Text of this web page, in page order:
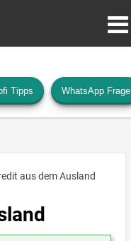
Tipps WhatsApp Frage
aus dem Ausland